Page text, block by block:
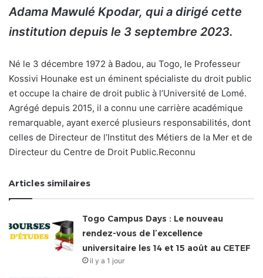
Adama Mawulé Kpodar, qui a dirigé cette
institution depuis le 3 septembre 2023.
Né le 3 décembre 1972 à Badou, au Togo, le Professeur
Kossivi Hounake est un éminent spécialiste du droit public
et occupe la chaire de droit public à l’Université de Lomé.
Agrégé depuis 2015, il a connu une carrière académique
remarquable, ayant exercé plusieurs responsabilités, dont
celles de Directeur de l’Institut des Métiers de la Mer et de
Directeur du Centre de Droit Public.Reconnu
Articles similaires
Togo Campus Days : Le nouveau
rendez-vous de l’excellence
universitaire les 14 et 15 août au CETEF
il y a 1 jour